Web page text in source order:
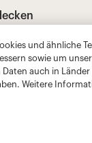
und ähnliche
sowie um
auch in
Weitere